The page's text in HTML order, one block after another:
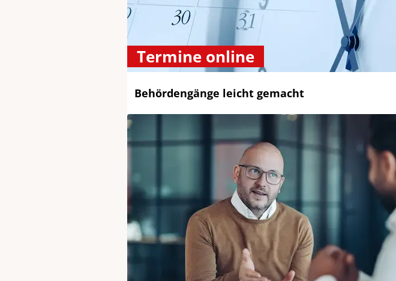
Termine online
Behördengänge leicht gemacht